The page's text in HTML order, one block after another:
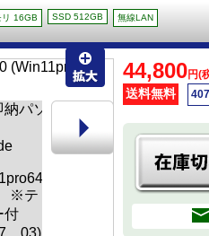
リ 16GB SSD 512GB 無線LAN
44,800円(
送料無料